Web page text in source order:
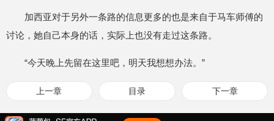
加西亚对于另外一条路的信息更多的也是来自于马车师傅的
讨论，她自己本身的话，实际上也没有走过这条路。
“今天晚上先留在这里吧，明天我想想办法。”
上一章 目录 下一章